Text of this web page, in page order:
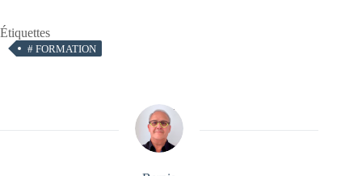
Étiquettes
# FORMATION